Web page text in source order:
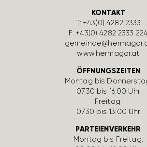
KONTAKT
T:+43(0) 4282 2333
F: +43(0) 4282 2333
www.hermagor.at
ÖFFNUNGSZEITEN
Montag bis
07:30 bis 16:00 Uhr
Freitag:
07:30 bis 13:00 Uhr
PARTEIENVERKEHR
Montag bis Freitag: